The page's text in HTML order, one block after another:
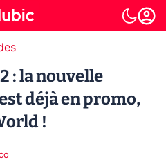
: la nouvelle
déjà en promo,
!